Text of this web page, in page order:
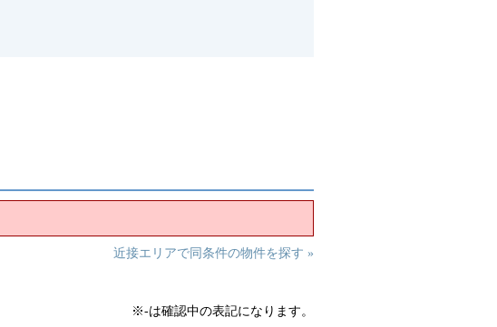
近接エリアで同条件の物件を探す »
※-は確認中の表記になります。